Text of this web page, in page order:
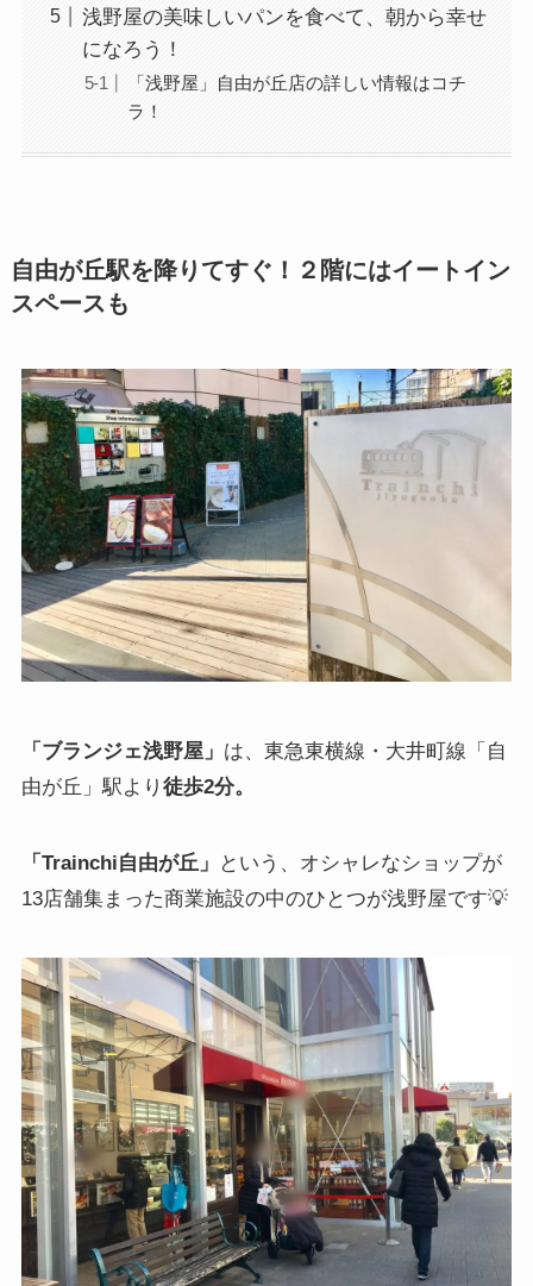
浅野屋の美味しいパンを食べて、朝から幸せ
になろう！
「浅野屋」自由が丘店の詳しい情報はコチ
ラ！
自由が丘駅を降りてすぐ！２階にはイートイン
スペースも
「ブランジェ浅野屋」 は、東急東横線・大井町線「自
由が丘」駅より 徒歩2分。
「Trainchi自由が丘」
という、オシャレなショップが
13店舗集まった商業施設の中のひとつが浅野屋です💡